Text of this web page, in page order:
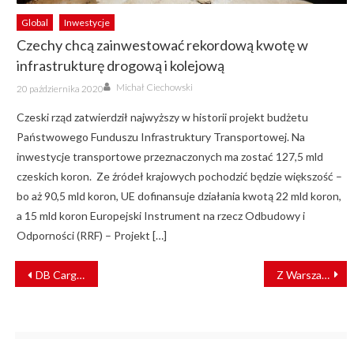
Global Inwestycje
Czechy chcą zainwestować rekordową kwotę w
infrastrukturę drogową i kolejową
Posted
on
20 października 2020 Author
Michał Ciechowski
Czeski rząd zatwierdził najwyższy w historii projekt budżetu
Państwowego Funduszu Infrastruktury Transportowej. Na
inwestycje transportowe przeznaczonych ma zostać 127,5 mld
czeskich koron. Ze źródeł krajowych pochodzić będzie większość –
bo aż 90,5 mld koron, UE dofinansuje działania kwotą 22 mld koron,
a 15 mld koron Europejski Instrument na rzecz Odbudowy i
Odporności (RRF) – Projekt […]
NAWIGACJA
WPISU
DB Cargo ma nowy zarząd. Spółka stawia na kobiety Z Warszawy nad Zalew Zegrzyński. Po 25 latach rusza modernizacja linii kolejowej do Zegrza